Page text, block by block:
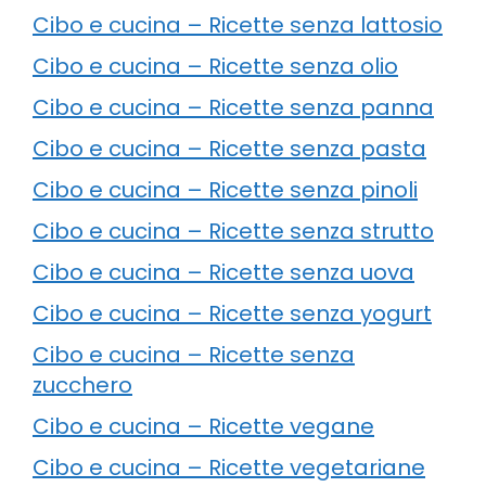
Cibo e cucina – Ricette senza lattosio
Cibo e cucina – Ricette senza olio
Cibo e cucina – Ricette senza panna
Cibo e cucina – Ricette senza pasta
Cibo e cucina – Ricette senza pinoli
Cibo e cucina – Ricette senza strutto
Cibo e cucina – Ricette senza uova
Cibo e cucina – Ricette senza yogurt
Cibo e cucina – Ricette senza
zucchero
Cibo e cucina – Ricette vegane
Cibo e cucina – Ricette vegetariane